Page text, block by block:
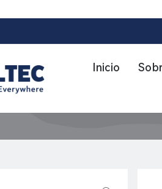
Inicio